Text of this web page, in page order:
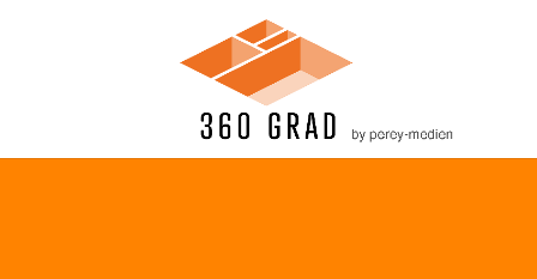
Media
Datei